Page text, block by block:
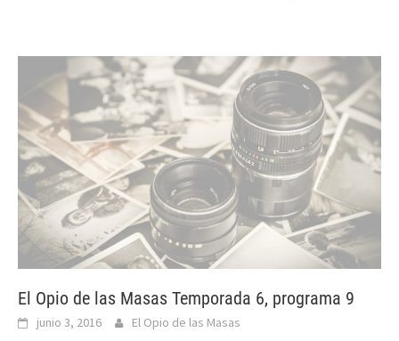
El Opio de las Masas Temporada 6, programa 9
junio 3, 2016 El Opio de las Masas